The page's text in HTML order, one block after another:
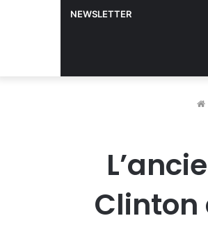
NEWSLETTER
Clinton